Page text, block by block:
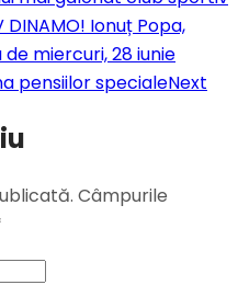
DINAMO! Ionuț Popa,
miercuri, 28 iunie
pensiilor specialeNext
Câmpurile